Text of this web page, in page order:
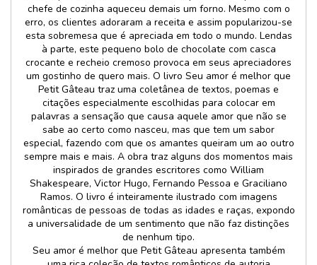
chefe de cozinha aqueceu demais um forno. Mesmo com o
erro, os clientes adoraram a receita e assim popularizou-se
esta sobremesa que é apreciada em todo o mundo. Lendas
à parte, este pequeno bolo de chocolate com casca
crocante e recheio cremoso provoca em seus apreciadores
um gostinho de quero mais. O livro Seu amor é melhor que
Petit Gâteau traz uma coletânea de textos, poemas e
citações especialmente escolhidas para colocar em
palavras a sensação que causa aquele amor que não se
sabe ao certo como nasceu, mas que tem um sabor
especial, fazendo com que os amantes queiram um ao outro
sempre mais e mais. A obra traz alguns dos momentos mais
inspirados de grandes escritores como William
Shakespeare, Victor Hugo, Fernando Pessoa e Graciliano
Ramos. O livro é inteiramente ilustrado com imagens
românticas de pessoas de todas as idades e raças, expondo
a universalidade de um sentimento que não faz distinções
de nenhum tipo.
Seu amor é melhor que Petit Gâteau apresenta também